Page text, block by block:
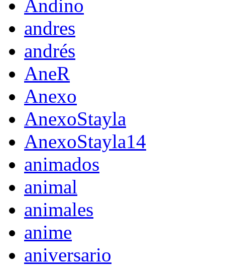
Andino
andres
andrés
AneR
Anexo
AnexoStayla
AnexoStayla14
animados
animal
animales
anime
aniversario